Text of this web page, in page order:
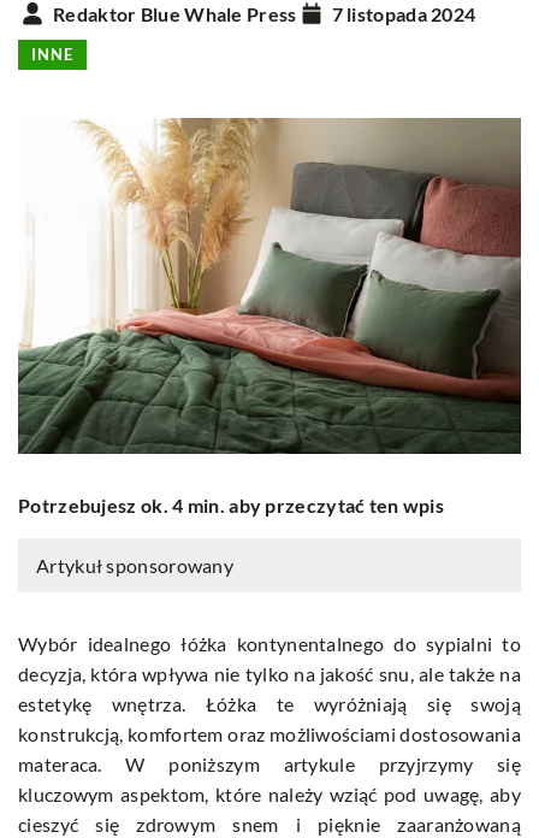
Redaktor Blue Whale Press 7 listopada 2024
INNE
Potrzebujesz ok. 4 min. aby przeczytać ten wpis
Artykuł sponsorowany
Wybór idealnego łóżka kontynentalnego do sypialni to
decyzja, która wpływa nie tylko na jakość snu, ale także na
estetykę wnętrza. Łóżka te wyróżniają się swoją
konstrukcją, komfortem oraz możliwościami dostosowania
materaca. W poniższym artykule przyjrzymy się
kluczowym aspektom, które należy wziąć pod uwagę, aby
cieszyć się zdrowym snem i pięknie zaaranżowaną